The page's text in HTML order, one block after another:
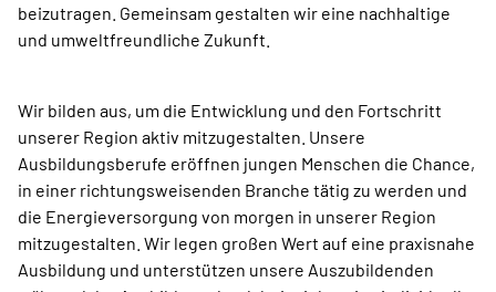
beizutragen. Gemeinsam gestalten wir eine nachhaltige
und umweltfreundliche Zukunft.
Wir bilden aus, um die Entwicklung und den Fortschritt
unserer Region aktiv mitzugestalten. Unsere
Ausbildungsberufe eröffnen jungen Menschen die Chance,
in einer richtungsweisenden Branche tätig zu werden und
die Energieversorgung von morgen in unserer Region
mitzugestalten. Wir legen großen Wert auf eine praxisnahe
Ausbildung und unterstützen unsere Auszubildenden